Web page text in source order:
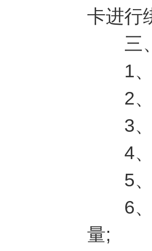
卡进行
三、
1、
2、
3、
4、
5、
6、
量;